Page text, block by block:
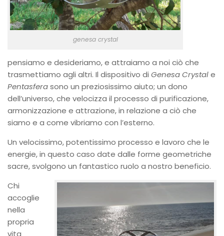
genesa crystal
pensiamo e desideriamo, e attraiamo a noi ciò che
trasmettiamo agli altri. Il dispositivo di Genesa Crystale
Pentasferasono un preziosissimo aiuto; un dono
dell’universo, che velocizza il processo di purificazione,
armonizzazione e attrazione, in relazione a ciò che
siamo e a come vibriamo con l’esterno.
Un velocissimo, potentissimo processo e lavoro che le
energie, in questo caso date dalle forme geometriche
sacre, svolgono un fantastico ruolo a nostro beneficio.
Chi
accoglie
nella
propria
vita